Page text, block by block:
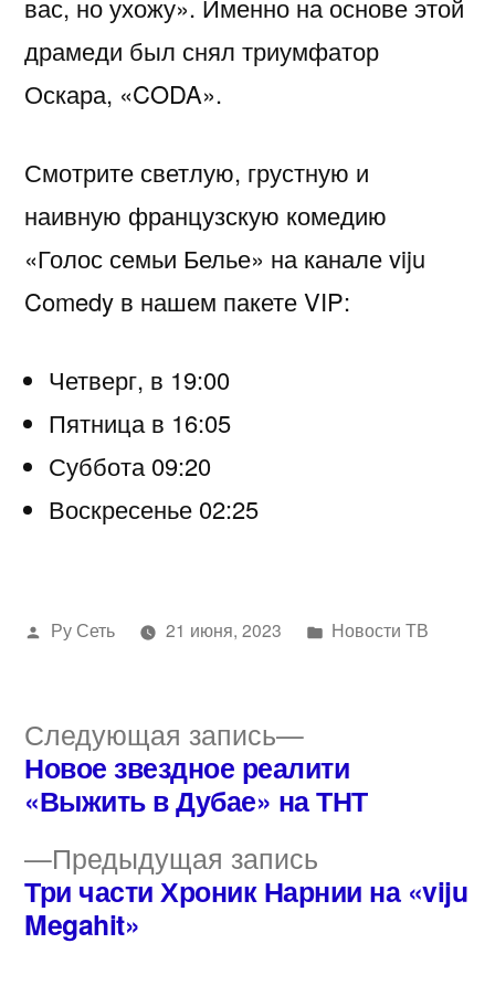
вас, но ухожу». Именно на основе этой
драмеди был снял триумфатор
Оскара, «CODA».
Смотрите светлую, грустную и
наивную французскую комедию
«Голос семьи Белье» на канале viju
Comedy в нашем пакете VIP:
Четверг, в 19:00
Пятница в 16:05
Суббота 09:20
Воскресенье 02:25
Написано
Ру Сеть 21 июня, 2023
Написано
Новости ТВ
Навигация
записям
Предыдущая запись
запись:
Три части Хроник Нарнии на «viju
Megahit»
Следующая запись
Следующая
запись:
Новое звездное реалити
«Выжить в Дубае» на ТНТ